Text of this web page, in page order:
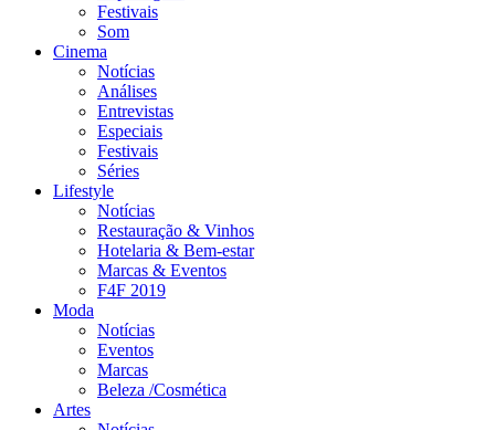
Festivais
Som
Cinema
Notícias
Análises
Entrevistas
Especiais
Festivais
Séries
Lifestyle
Notícias
Restauração & Vinhos
Hotelaria & Bem-estar
Marcas & Eventos
F4F 2019
Moda
Notícias
Eventos
Marcas
Beleza /Cosmética
Artes